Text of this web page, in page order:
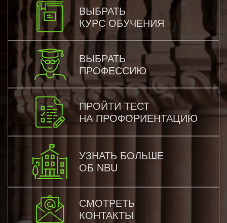
ВЫБРАТЬ
КУРС ОБУЧЕНИЯ
ВЫБРАТЬ
ПРОФЕССИЮ
ПРОЙТИ ТЕСТ
НА ПРОФОРИЕНТАЦИЮ
УЗНАТЬ БОЛЬШЕ
ОБ NBU
СМОТРЕТЬ
КОНТАКТЫ